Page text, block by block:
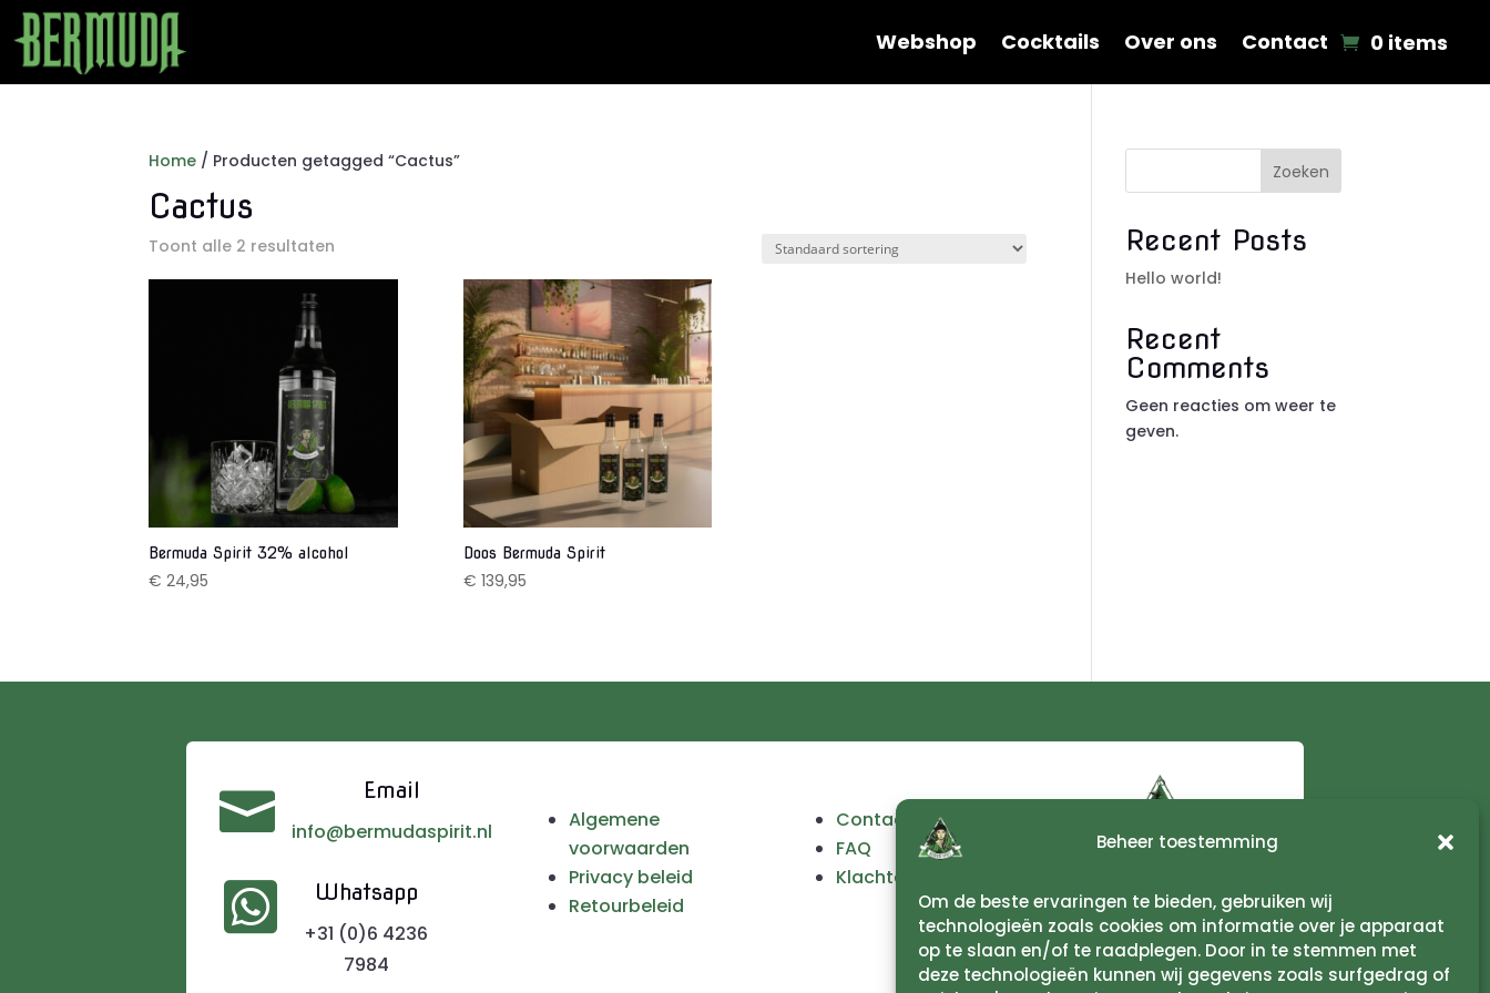
Beheer toestemming
Om de beste ervaringen te bieden, gebruiken wij
technologieën zoals cookies om informatie over je apparaat
op te slaan en/of te raadplegen. Door in te stemmen met
deze technologieën kunnen wij gegevens zoals surfgedrag of
Webshop Cocktails Over ons Contact 0 items
Home / Producten getagged “Cactus”
Cactus
Toont alle 2 resultaten
Bermuda Spirit 32% alcohol
€ 24,95
Doos Bermuda Spirit
€ 139,95
Zoeken
Recent Posts
Hello world!
Recent
Comments
Geen reacties om weer te
geven.
 Email
info@bermudaspirit.nl
 Whatsapp
+31 (0)6 4236
7984
Algemene
voorwaarden
Privacy beleid
Retourbeleid
Contact
FAQ
Klachten